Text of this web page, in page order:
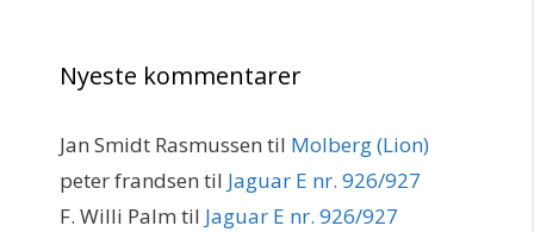
Nyeste kommentarer
Jan Smidt Rasmussen til Molberg (Lion)
peter frandsen til Jaguar E nr. 926/927
F. Willi Palm til Jaguar E nr. 926/927